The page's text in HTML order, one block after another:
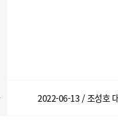
2022-06-13 / 조성호